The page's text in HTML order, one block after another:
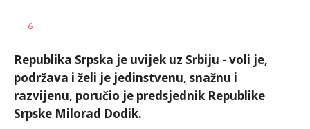
AUTOR
6
Republika Srpska je uvijek uz Srbiju - voli je,
podržava i želi je jedinstvenu, snažnu i
razvijenu, poručio je predsjednik Republike
Srpske Milorad Dodik.